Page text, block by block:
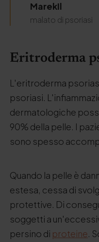
MarekIl
malato di psoriasi
Eritroderma
L'eritroderma
psoriasi.
dermatologiche
90% della pelle. I
sono spesso
Quando la pelle è
estesa, cessa di
protettive. Di
soggetti a
persino di proteine.